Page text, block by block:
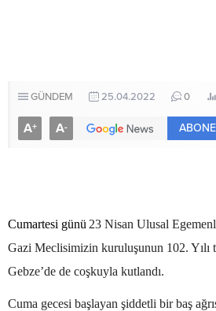
GÜNDEM 25.04.2022 0
A+ A-
Cumartesi günü 23 Nisan Ulusal
Gazi Meclisimizin kuruluşunun 102. Yılı
Gebze’de de coşkuyla kutlandı.
Cuma gecesi başlayan şiddetli bir baş